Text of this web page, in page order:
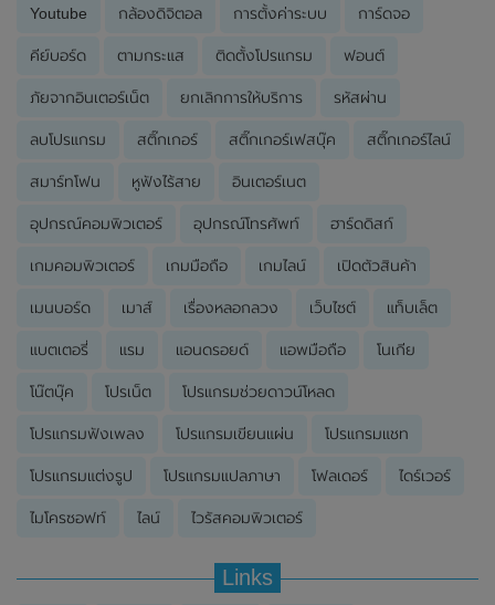
Youtube กล้องดิจิตอล การตั้งค่าระบบ การ์ดจอ
คีย์บอร์ด ตามกระแส ติดตั้งโปรแกรม ฟอนต์
ภัยจากอินเตอร์เน็ต ยกเลิกการให้บริการ รหัสผ่าน
ลบโปรแกรม สติ๊กเกอร์ สติ๊กเกอร์เฟสบุ๊ค สติ๊กเกอร์ไลน์
สมาร์ทโฟน หูฟังไร้สาย อินเตอร์เนต
อุปกรณ์คอมพิวเตอร์ อุปกรณ์โทรศัพท์ ฮาร์ดดิสก์
เกมคอมพิวเตอร์ เกมมือถือ เกมไลน์ เปิดตัวสินค้า
เมนบอร์ด เมาส์ เรื่องหลอกลวง เว็บไซต์ แท็บเล็ต
แบตเตอรี่ แรม แอนดรอยด์ แอพมือถือ โนเกีย
โน๊ตบุ๊ค โปรเน็ต โปรแกรมช่วยดาวน์โหลด
โปรแกรมฟังเพลง โปรแกรมเขียนแผ่น โปรแกรมแชท
โปรแกรมแต่งรูป โปรแกรมแปลภาษา โฟลเดอร์ ไดร์เวอร์
ไมโครซอฟท์ ไลน์ ไวรัสคอมพิวเตอร์
Links